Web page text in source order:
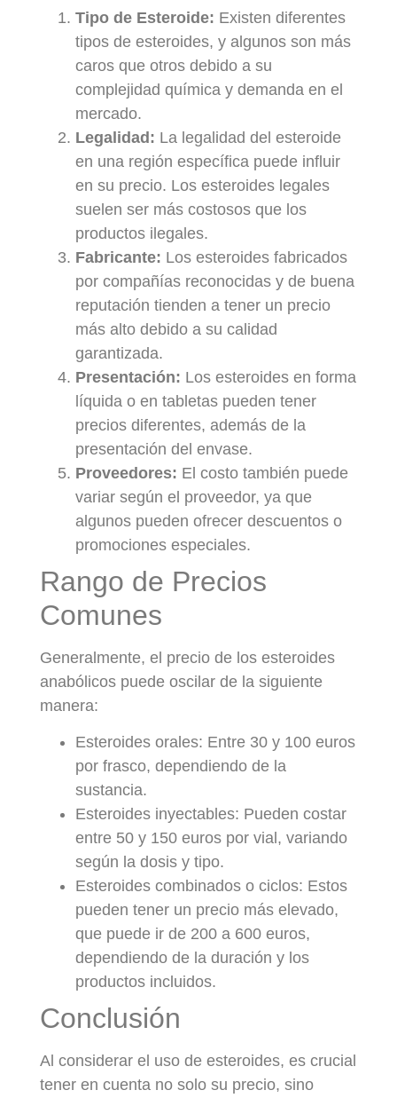
Tipo de Esteroide: Existen diferentes
tipos de esteroides, y algunos son más
caros que otros debido a su
complejidad química y demanda en el
mercado.
Legalidad: La legalidad del esteroide
en una región específica puede influir
en su precio. Los esteroides legales
suelen ser más costosos que los
productos ilegales.
Fabricante: Los esteroides fabricados
por compañías reconocidas y de buena
reputación tienden a tener un precio
más alto debido a su calidad
garantizada.
Presentación: Los esteroides en forma
líquida o en tabletas pueden tener
precios diferentes, además de la
presentación del envase.
Proveedores: El costo también puede
variar según el proveedor, ya que
algunos pueden ofrecer descuentos o
promociones especiales.
Rango de Precios
Comunes
Generalmente, el precio de los esteroides
anabólicos puede oscilar de la siguiente
manera:
Esteroides orales: Entre 30 y 100 euros
por frasco, dependiendo de la
sustancia.
Esteroides inyectables: Pueden costar
entre 50 y 150 euros por vial, variando
según la dosis y tipo.
Esteroides combinados o ciclos: Estos
pueden tener un precio más elevado,
que puede ir de 200 a 600 euros,
dependiendo de la duración y los
productos incluidos.
Conclusión
Al considerar el uso de esteroides, es crucial
tener en cuenta no solo su precio, sino